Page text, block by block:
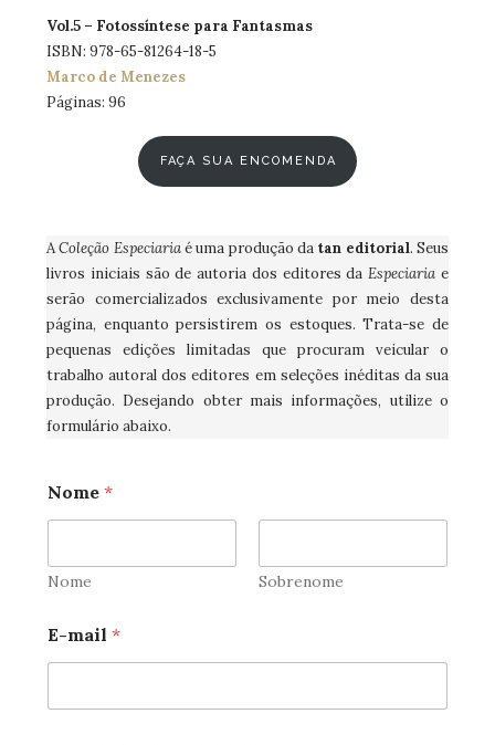
Vol.5 – Fotossíntese para Fantasmas
ISBN: 978-65-81264-18-5
Marco de Menezes
Páginas: 96
FAÇA SUA ENCOMENDA
AColeção Especiariaé uma produção da tan editorial. Seus
livros iniciais são de autoria dos editores daEspeciaria e
serão comercializados exclusivamente por meio desta
página, enquanto persistirem os estoques. Trata-se de
pequenas edições limitadas que procuram veicular o
trabalho autoral dos editores em seleções inéditas da sua
produção. Desejando obter mais informações, utilize o
formulário abaixo.
Nome *
Nome Sobrenome
o
m
E-mail *